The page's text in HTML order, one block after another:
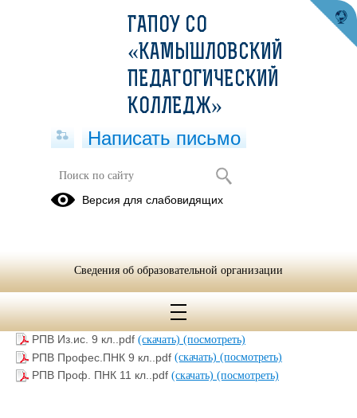
Рабочие программы воспитания и
КПВР_2025-2029
(посмотреть)
(скачать)
РПВ Из.ис. 9 кл..pdf (скачать) (посмотреть)
РПВ Профес.ПНК 9 кл..pdf (скачать) (посмотреть)
РПВ Проф. ПНК 11 кл..pdf (скачать) (посмотреть)
ГАПОУ СО
«КАМЫШЛОВСКИЙ
ПЕДАГОГИЧЕСКИЙ
КОЛЛЕДЖ»
Написать письмо
Версия для слабовидящих
Сведения об образовательной организации